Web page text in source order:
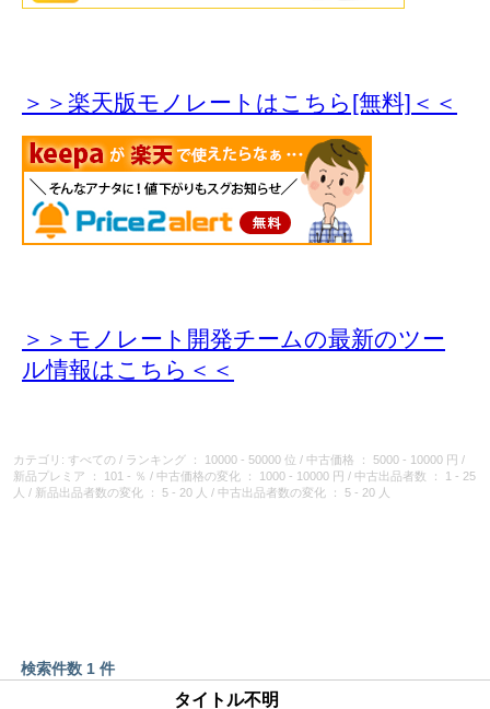
＞＞楽天版モノレートはこちら[無料]＜＜
＞＞モノレート開発チームの最新のツー
ル情報はこちら＜＜
カテゴリ: すべての / ランキング ： 10000 - 50000 位 / 中古価格 ： 5000 - 10000 円
/
新品プレミア
： 101 - ％ / 中古価格の変化 ： 1000 - 10000 円 / 中古出品者数
： 1 - 25
人 / 新品出品者数の変化 ： 5 - 20 人 / 中古出品者数の変化 ： 5 - 20 人
検索件数 1 件
タイトル不明